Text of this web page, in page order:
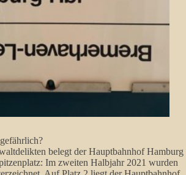
belegt der Hauptbahnhof Hamburg
Im zweiten Halbjahr 2021 wurden